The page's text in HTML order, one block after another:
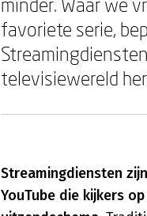
favoriete serie,
televisiewereld
Streamingdiensten
YouTube die kijkers